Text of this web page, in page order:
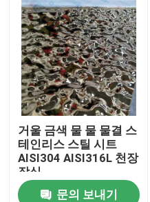
집
제품
비디오
우리 에 관한 것
공장 투어
거울 금색 물 물 물결 스
테인리스 스틸 시트
AISI304 AISI316L 천장
장식
문의 보내기